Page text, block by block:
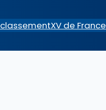
classementXV de France